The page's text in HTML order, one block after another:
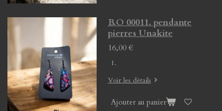
B.O 00011. pendante
pierres Unakite
16,00 €
Voir les détails
Ajouter au panier